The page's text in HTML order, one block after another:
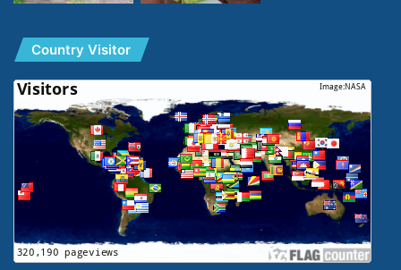
Country Visitor